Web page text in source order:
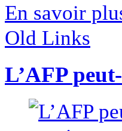
En savoir
Old Links
L’AFP